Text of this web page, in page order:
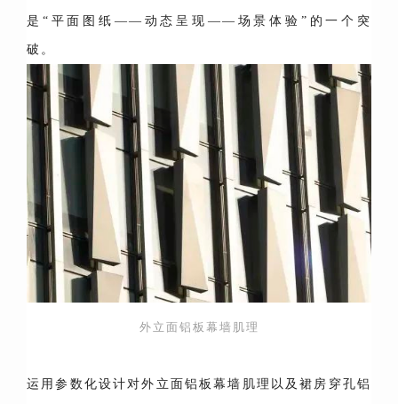
是“平面图纸——动态呈现——场景体验”的一个突
破。
外立面铝板幕墙肌理
运用参数化设计对外立面铝板幕墙肌理以及裙房穿孔铝